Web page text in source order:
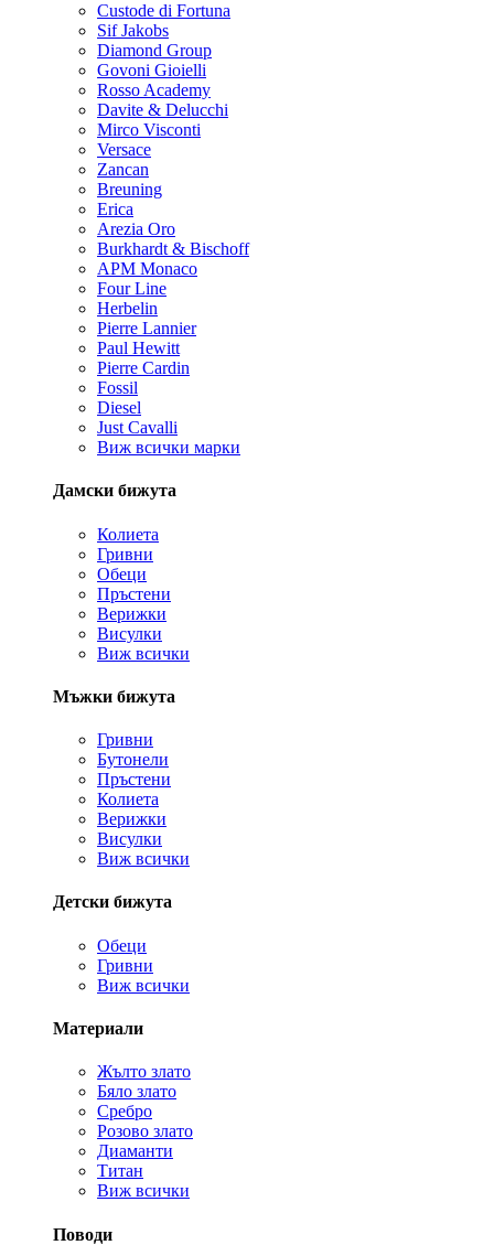
Custode di Fortuna
Sif Jakobs
Diamond Group
Govoni Gioielli
Rosso Academy
Davite & Delucchi
Mirco Visconti
Versace
Zancan
Breuning
Erica
Arezia Oro
Burkhardt & Bischoff
APM Monaco
Four Line
Herbelin
Pierre Lannier
Paul Hewitt
Pierre Cardin
Fossil
Diesel
Just Cavalli
Виж всички марки
Дамски бижута
Колиета
Гривни
Обеци
Пръстени
Верижки
Висулки
Виж всички
Мъжки бижута
Гривни
Бутонели
Пръстени
Колиета
Верижки
Висулки
Виж всички
Детски бижута
Обеци
Гривни
Виж всички
Материали
Жълто злато
Бяло злато
Сребро
Розово злато
Диаманти
Титан
Виж всички
Поводи